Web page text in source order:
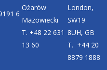
6
Ożarów
Mazowiecki
T. +48 22 631
13 60
London,
SW19
8UH, GB
T. +44 20
8879 1888